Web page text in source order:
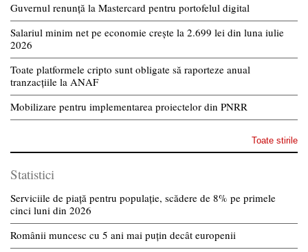
Guvernul renunță la Mastercard pentru portofelul digital
Salariul minim net pe economie crește la 2.699 lei din luna iulie
2026
Toate platformele cripto sunt obligate să raporteze anual
tranzacțiile la ANAF
Mobilizare pentru implementarea proiectelor din PNRR
Toate stirile
Statistici
Serviciile de piață pentru populație, scădere de 8% pe primele
cinci luni din 2026
Românii muncesc cu 5 ani mai puțin decât europenii